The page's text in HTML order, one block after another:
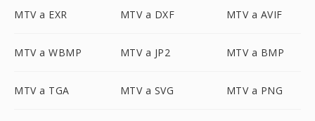
MTV a EXR MTV a DXF MTV a AVIF
MTV a WBMP MTV a JP2 MTV a BMP
MTV a TGA MTV a SVG MTV a PNG